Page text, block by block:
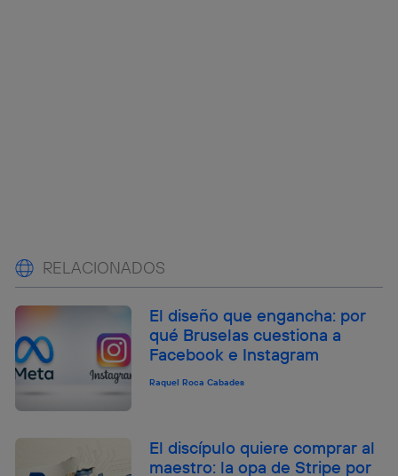
RELACIONADOS
El diseño que engancha: por
qué Bruselas cuestiona a
Facebook e Instagram
Raquel Roca Cabades
El discípulo quiere comprar al
maestro: la opa de Stripe por